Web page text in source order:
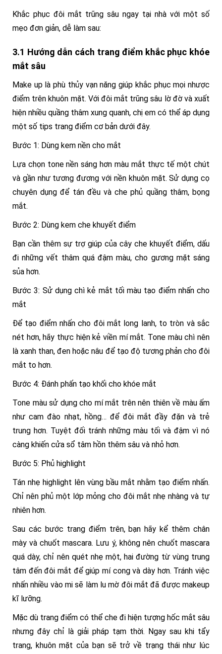
Khắc phục đôi mắt trũng sâu ngay tại nhà với một số
mẹo đơn giản, dễ làm sau:
3.1 Hướng dẫn cách trang điểm khắc phục khóe
mắt sâu
Make up là phù thủy vạn năng giúp khắc phục mọi nhược
điểm trên khuôn mặt. Với đôi mắt trũng sâu lờ đờ và xuất
hiện nhiều quầng thâm xung quanh, chị em có thể áp dụng
một số tips trang điểm cơ bản dưới đây.
Bước 1: Dùng kem nền cho mắt
Lựa chọn tone nền sáng hơn màu mắt thực tế một chút
và gần như tương đương với nền khuôn mặt. Sử dụng cọ
chuyên dụng để tán đều và che phủ quầng thâm, bọng
mắt.
Bước 2: Dùng kem che khuyết điểm
Bạn cần thêm sự trợ giúp của cây che khuyết điểm, dấu
đi những vết thâm quá đậm màu, cho gương mặt sáng
sủa hơn.
Bước 3: Sử dụng chì kẻ mắt tối màu tạo điểm nhấn cho
mắt
Để tạo điểm nhấn cho đôi mắt long lanh, to tròn và sắc
nét hơn, hãy thực hiện kẻ viền mí mắt. Tone màu chì nên
là xanh than, đen hoặc nâu để tạo độ tương phản cho đôi
mắt to hơn.
Bước 4: Đánh phấn tạo khối cho khóe mắt
Tone màu sử dụng cho mí mắt trên nên thiên về màu ấm
như cam đào nhạt, hồng… để đôi mắt đầy đặn và trẻ
trung hơn. Tuyệt đối tránh những màu tối và đậm vì nó
càng khiến cửa sổ tâm hồn thêm sâu và nhỏ hơn.
Bước 5: Phủ highlight
Tán nhẹ highlight lên vùng bầu mắt nhằm tạo điểm nhấn.
Chỉ nên phủ một lớp mỏng cho đôi mắt nhẹ nhàng và tự
nhiên hơn.
Sau các bước trang điểm trên, bạn hãy kể thêm chân
mày và chuốt mascara. Lưu ý, không nên chuốt mascara
quá dày, chỉ nên quét nhẹ một, hai đường từ vùng trung
tâm đến đôi mắt để giúp mí cong và dày hơn. Tránh việc
nhấn nhiều vào mi sẽ làm lu mờ đôi mắt đã được makeup
kĩ lưỡng.
Mặc dù trang điểm có thể che đi hiện tượng hốc mắt sâu
nhưng đây chỉ là giải pháp tạm thời. Ngay sau khi tẩy
trang, khuôn mặt của bạn sẽ trở về trạng thái như lúc